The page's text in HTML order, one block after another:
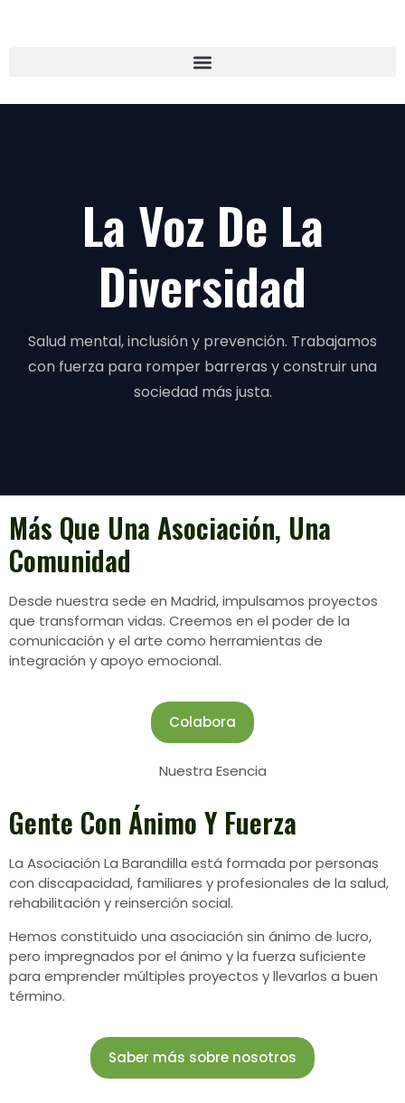
La Voz De La
Diversidad
Salud mental, inclusión y prevención. Trabajamos
con fuerza para romper barreras y construir una
sociedad más justa.
Más Que Una Asociación, Una
Comunidad
Desde nuestra sede en Madrid, impulsamos proyectos
que transforman vidas. Creemos en el poder de la
comunicación y el arte como herramientas de
integración y apoyo emocional.
Colabora
Nuestra Esencia
Gente Con Ánimo Y Fuerza
La Asociación La Barandilla está formada por personas
con discapacidad, familiares y profesionales de la salud,
rehabilitación y reinserción social.
Hemos constituido una asociación sin ánimo de lucro,
pero impregnados por el ánimo y la fuerza suficiente
para emprender múltiples proyectos y llevarlos a buen
término.
Saber más sobre nosotros